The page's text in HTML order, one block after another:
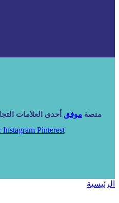
منصة موفق أحدى العلامات
Instagram Pinterest
الرئيسية